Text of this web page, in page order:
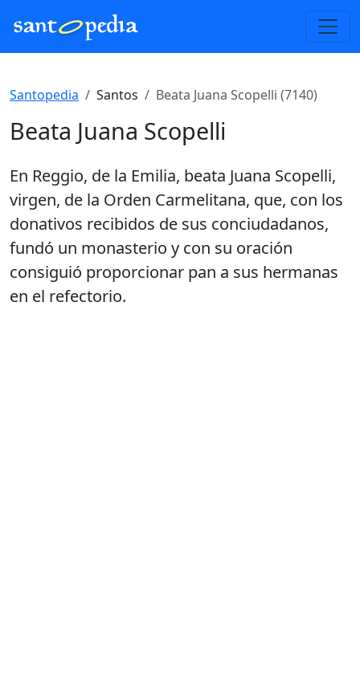
Santopedia Santos Beata Juana Scopelli (7140)
Beata Juana Scopelli
En Reggio, de la Emilia, beata Juana Scopelli,
virgen, de la Orden Carmelitana, que, con los
donativos recibidos de sus conciudadanos,
fundó un monasterio y con su oración
consiguió proporcionar pan a sus hermanas
en el refectorio.